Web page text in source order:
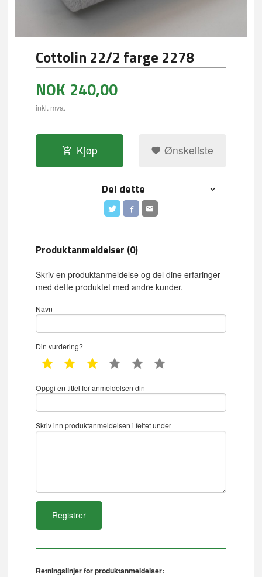
Cottolin 22/2 farge 2278
NOK 240,00
inkl. mva.
Kjøp Ønskeliste
Del dette
Produktanmeldelser (0)
Skriv en produktanmeldelse og del dine erfaringer
med dette produktet med andre kunder.
Navn
Din vurdering?
1 star 2 star 3 star 4 star 5 star
Oppgi en tittel for anmeldelsen din
Skriv inn produktanmeldelsen i feltet under
Retningslinjer for produktanmeldelser: